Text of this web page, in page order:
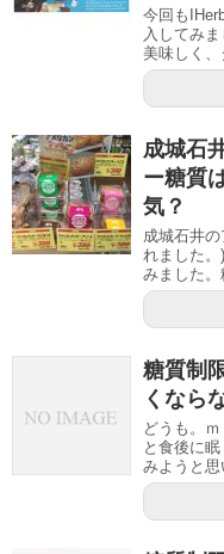
今回も
入してみ
美味しく
成城石
ー糖質
気？
成城石井
れました
みました
糖質制
くなら
どうも。
と食後に
みようと思